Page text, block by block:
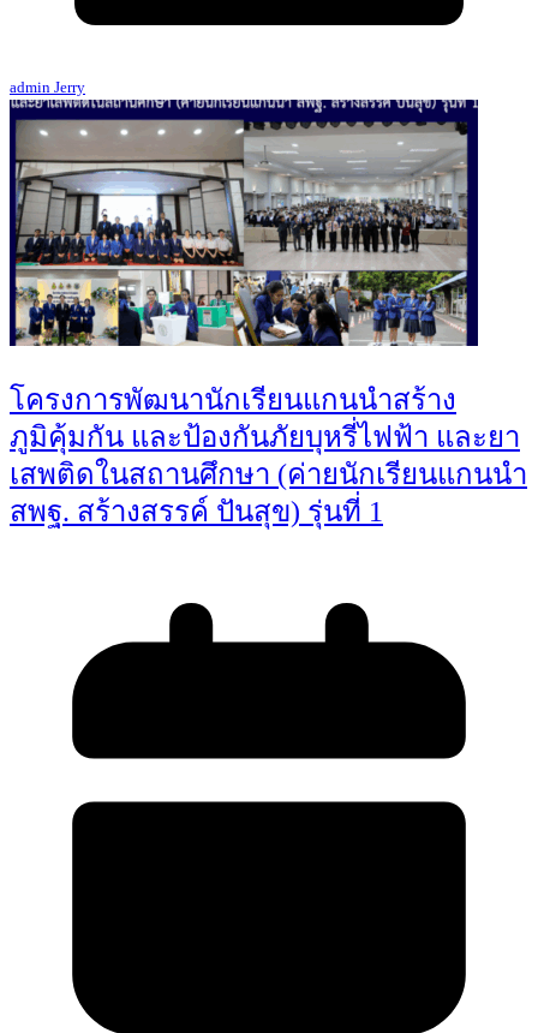
admin Jerry
โครงการพัฒนานักเรียนแกนนำสร้าง
ภูมิคุ้มกัน และป้องกันภัยบุหรี่ไฟฟ้า และยา
เสพติดในสถานศึกษา (ค่ายนักเรียนแกนนำ
สพฐ. สร้างสรรค์ ปันสุข) รุ่นที่ 1